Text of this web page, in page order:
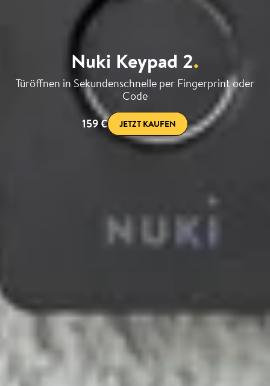
Nuki Keypad 2.
Türöffnen in Sekundenschnelle per Fingerprint oder
Code
159 €
JETZT KAUFEN